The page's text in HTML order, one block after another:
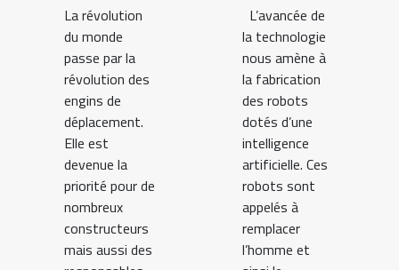
La révolution
du monde
passe par la
révolution des
engins de
déplacement.
Elle est
devenue la
priorité pour de
nombreux
constructeurs
mais aussi des
L’avancée de
la technologie
nous amène à
la fabrication
des robots
dotés d’une
intelligence
artificielle. Ces
robots sont
appelés à
remplacer
l’homme et